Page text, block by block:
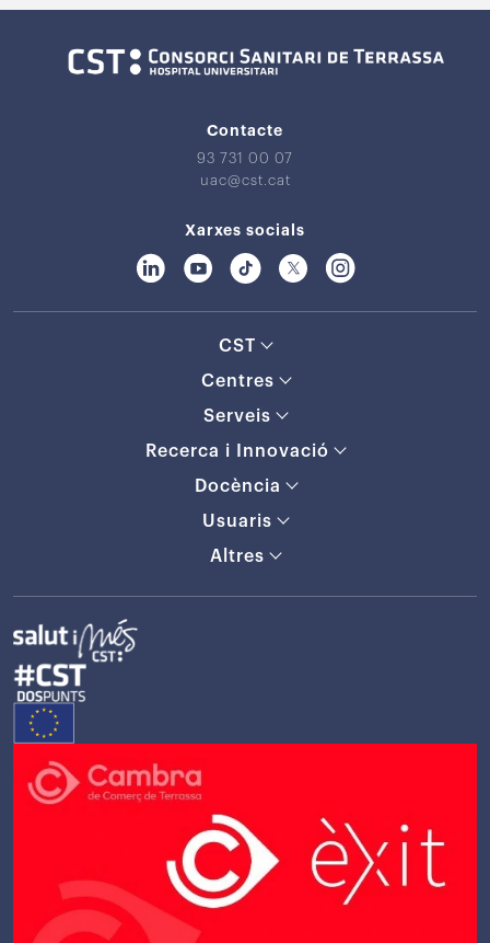
Contacte
93 731 00 07
uac@cst.cat
Xarxes socials
CST
Centres
Serveis
Recerca i Innovació
Docència
Usuaris
Altres